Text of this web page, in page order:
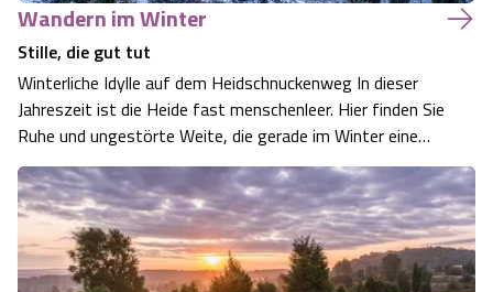
Wandern im Winter
Stille, die gut tut
Winterliche Idylle auf dem Heidschnuckenweg In dieser
Jahreszeit ist die Heide fast menschenleer. Hier finden Sie
Ruhe und ungestörte Weite, die gerade im Winter eine
besondere Anziehungskraft hat. Schnee bedeckt die
dunklen Wacholderbüsche und der Kontrast zur offenen
Heidelandschaft schafft ein f…